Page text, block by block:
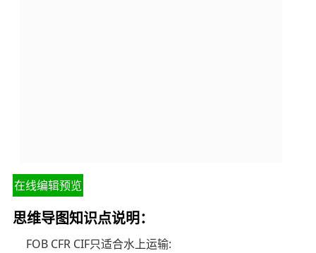
在线编辑预览
思维导图知识点说明：
FOB CFR CIF只适合水上运输: